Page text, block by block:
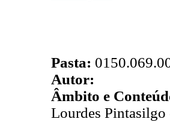
Pasta:
Autor:
Âmbito e
Lourdes